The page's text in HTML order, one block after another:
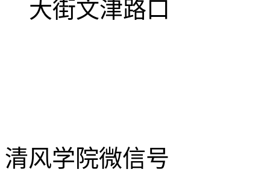
大街文津路口
清风学院微信号